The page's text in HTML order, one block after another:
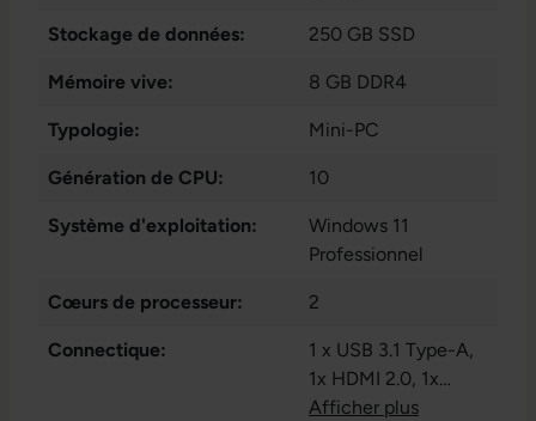
Stockage de données: 250 GB SSD
Mémoire vive: 8 GB DDR4
Typologie: Mini-PC
Génération de CPU: 10
Système d'exploitation:
Windows 11
Professionnel
Cœurs de processeur: 2
Connectique: 1 x USB 3.1 Type-A,
1x HDMI 2.0, 1x
Thunderbolt 3
Afficher plus